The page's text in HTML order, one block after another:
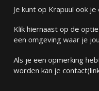
Je kunt op Krapuul ook
Klik hiernaast op de
een omgeving waar je
Als je een opmerking
worden kan je contact